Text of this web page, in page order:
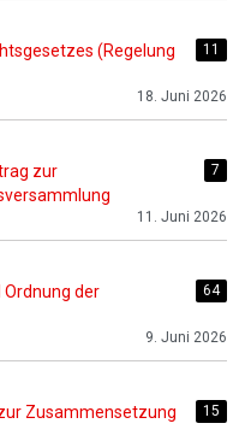
(Regelung
11
18. Juni 2026
zur
7
11. Juni 2026
der
64
9. Juni 2026
Zusammensetzung
15